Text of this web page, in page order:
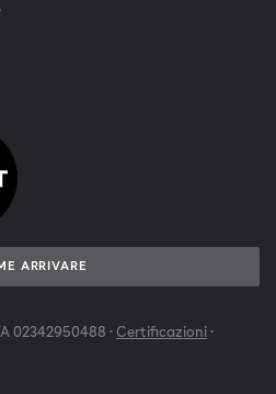
ARRIVARE
02342950488 · Certificazioni ·